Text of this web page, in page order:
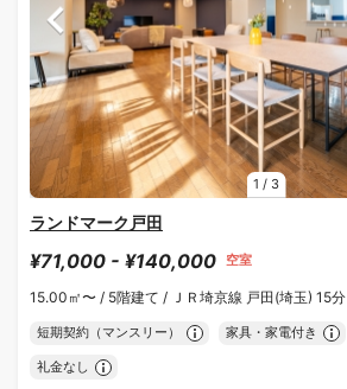
1 / 3
ランドマーク戸田
¥71,000 - ¥140,000 空室
15.00㎡〜 / 5階建て / ＪＲ埼京線 戸田(埼玉) 15分
短期契約（マンスリー） 家具・家電付き
礼金なし